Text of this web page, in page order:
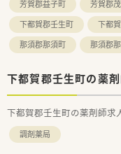
連携薬局も取得し
本社から業界動向
療機関と信頼関係
ている理由の1つ
★安心して働ける
年間休日が「126
では産休・育休の
境づくりを考え、
います。
また、患者さま
芳賀郡益子町
芳賀郡
下都賀郡壬生町
下都
那須郡那須町
那須郡
下都賀郡壬生町の薬
下都賀郡壬生町の薬剤師求
調剤薬局